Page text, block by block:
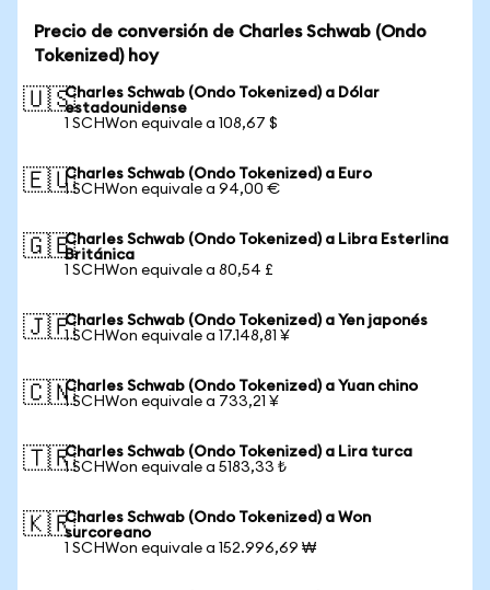
Precio de conversión de Charles Schwab (Ondo
Tokenized) hoy
🇺🇸Charles Schwab (Ondo Tokenized) a Dólar
estadounidense
1 SCHWon equivale a 108,67 $
🇪🇺Charles Schwab (Ondo Tokenized) a Euro
1 SCHWon equivale a 94,00 €
🇬🇧Charles Schwab (Ondo Tokenized) a Libra Esterlina
Británica
1 SCHWon equivale a 80,54 £
🇯🇵Charles Schwab (Ondo Tokenized) a Yen japonés
1 SCHWon equivale a 17.148,81 ¥
🇨🇳Charles Schwab (Ondo Tokenized) a Yuan chino
1 SCHWon equivale a 733,21 ¥
🇹🇷Charles Schwab (Ondo Tokenized) a Lira turca
1 SCHWon equivale a 5183,33 ₺
🇰🇷Charles Schwab (Ondo Tokenized) a Won
surcoreano
1 SCHWon equivale a 152.996,69 ₩